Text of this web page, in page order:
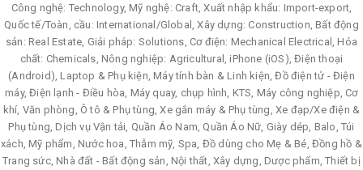
Công nghệ: Technology, Mỹ nghệ: Craft, Xuất nhập khẩu: Import-export,
Quốc tế/Toàn, cầu: International/Global, Xây dựng: Construction, Bất động
sản: Real Estate, Giải pháp: Solutions, Cơ điện: Mechanical Electrical, Hóa
chất: Chemicals, Nông nghiệp: Agricultural, iPhone (iOS), Điện thoại
(Android), Laptop & Phụ kiện, Máy tính bàn & Linh kiện, Đồ điện tử - Điện
máy, Điện lạnh - Điều hòa, Máy quay, chụp hình, KTS, Máy công nghiệp, Cơ
khí, Văn phòng, Ô tô & Phụ tùng, Xe gắn máy & Phụ tùng, Xe đạp/Xe điện &
Phụ tùng, Dịch vụ Vận tải, Quần Áo Nam, Quần Áo Nữ, Giày dép, Balo, Túi
xách, Mỹ phẩm, Nước hoa, Thẫm mỹ, Spa, Đồ dùng cho Mẹ & Bé, Đồng hồ &
Trang sức, Nhà đất - Bất động sản, Nội thất, Xây dựng, Dược phẩm, Thiết bị